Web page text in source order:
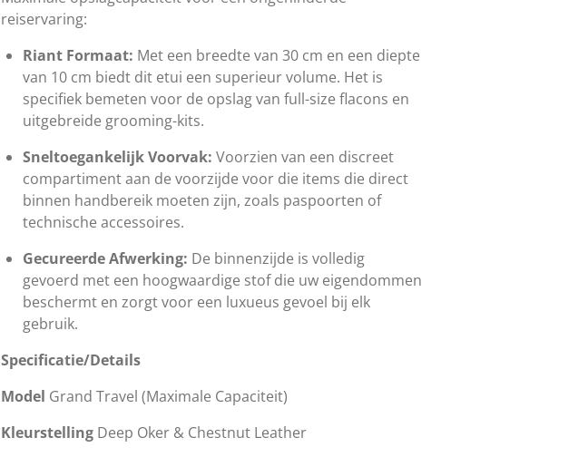
reiservaring:
Riant Formaat: Met een breedte van 30 cm en een diepte
van 10 cm biedt dit etui een superieur volume. Het is
specifiek bemeten voor de opslag van full-size flacons en
uitgebreide grooming-kits.
Sneltoegankelijk Voorvak: Voorzien van een discreet
compartiment aan de voorzijde voor die items die direct
binnen handbereik moeten zijn, zoals paspoorten of
technische accessoires.
Gecureerde Afwerking: De binnenzijde is volledig
gevoerd met een hoogwaardige stof die uw eigendommen
beschermt en zorgt voor een luxueus gevoel bij elk
gebruik.
Specificatie/Details
Model Grand Travel (Maximale Capaciteit)
Kleurstelling Deep Oker & Chestnut Leather